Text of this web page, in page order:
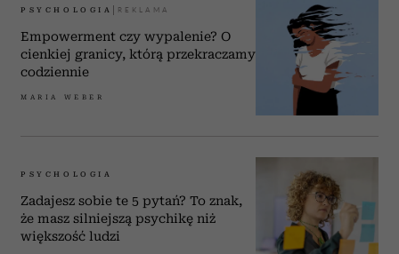
PSYCHOLOGIA
Empowerment czy wypalenie? O
cienkiej granicy, którą przekraczamy
codziennie
MARIA WEBER
PSYCHOLOGIA
Zadajesz sobie te 5 pytań? To znak,
że masz silniejszą psychikę niż
większość ludzi